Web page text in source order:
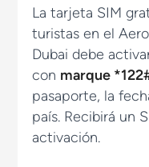
La tarjeta SIM
turistas en el
Dubai debe
con marque
pasaporte, la
país. Recibirá un
activación.